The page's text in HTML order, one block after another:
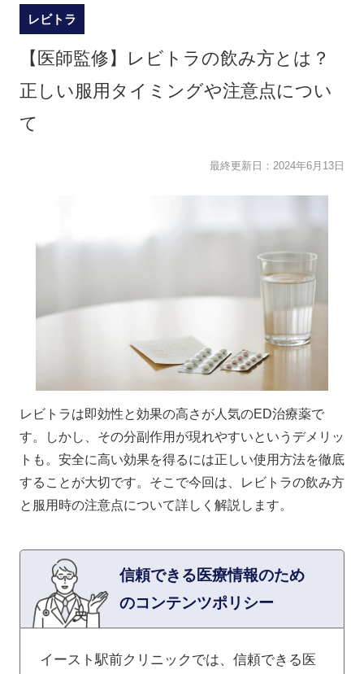
レビトラ
【医師監修】レビトラの飲み方とは？
正しい服用タイミングや注意点につい
て
最終更新日：2024年6月13日
レビトラは即効性と効果の高さが人気のED治療薬で
す。しかし、その分副作用が現れやすいというデメリッ
トも。安全に高い効果を得るには正しい使用方法を徹底
することが大切です。そこで今回は、レビトラの飲み方
と服用時の注意点について詳しく解説します。
信頼できる医療情報のため
のコンテンツポリシー
イースト駅前クリニックでは、信頼できる医